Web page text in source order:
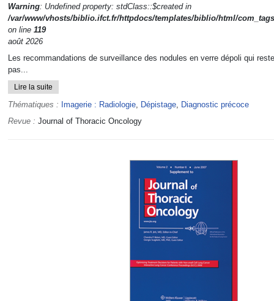
Warning: Undefined property: stdClass::$created in
/var/www/vhosts/biblio.ifct.fr/httpdocs/templates/biblio/html/
on line 119
août 2026
Les recommandations de surveillance des nodules en verre dépoli qui
pas...
Lire la suite
Thématiques : Imagerie : Radiologie, Dépistage, Diagnostic précoce
Revue : Journal of Thoracic Oncology